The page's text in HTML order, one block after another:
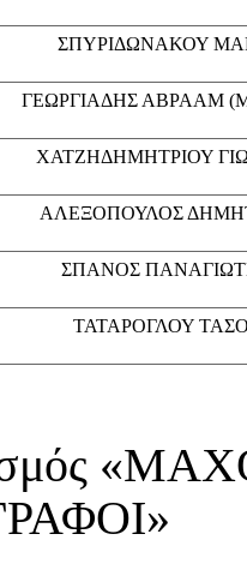
ΣΠΥΡΙΔΩΝΑΚΟΥ
ΓΕΩΡΓΙΑΔΗΣ ΑΒΡΑΑΜ
ΧΑΤΖΗΔΗΜΗΤΡΙΟΥ
ΑΛΕΞΟΠΟΥΛΟΣ
ΣΠΑΝΟΣ
ΤΑΤΑΡΟΓΛΟΥ